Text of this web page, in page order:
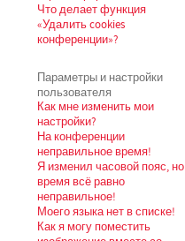
Что делает функция
«Удалить cookies
конференции»?
Параметры и настройки
пользователя
Как мне изменить мои
настройки?
На конференции
неправильное время!
Я изменил часовой пояс, но
время всё равно
неправильное!
Моего языка нет в списке!
Как я могу поместить